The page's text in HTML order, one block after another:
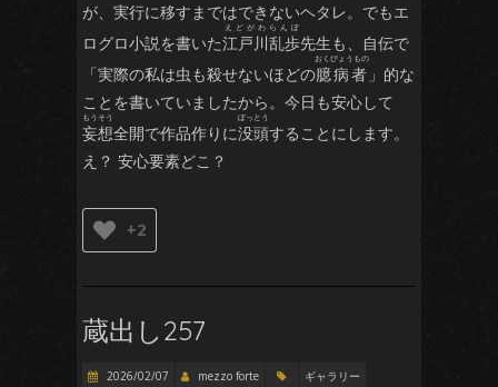
が、実行に移すまではできないヘタレ。でもエ
ログロ小説を書いた江戸川乱歩先生も、自伝で
「実際の私は虫も殺せないほどの臆病者 」的な
ことを書いていましたから。今日も安心して
妄想全開で作品作りに没頭することにします。
え？ 安心要素どこ？
+2
蔵出し257
2026/02/07 mezzo forte
ギャラリー